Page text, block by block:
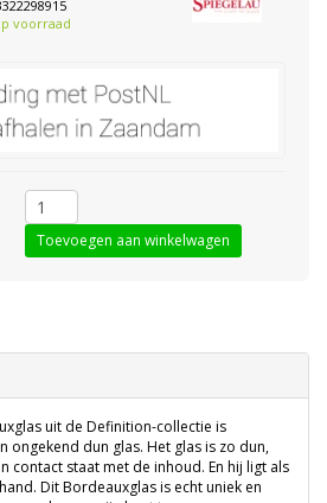
voorraad
Toevoegen aan winkelwagen
uit de Definition-collectie is
ongekend dun glas. Het glas is zo dun,
contact staat met de inhoud. En hij ligt als
Dit Bordeauxglas is echt uniek en